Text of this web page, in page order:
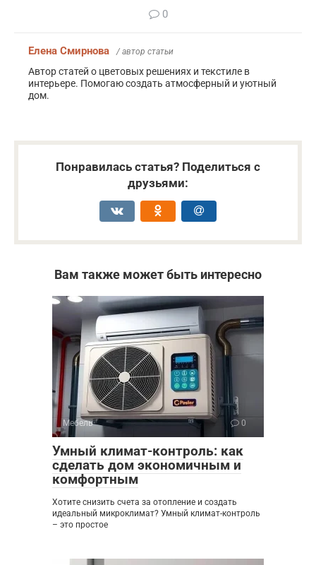
0
Елена Смирнова / автор статьи
Автор статей о цветовых решениях и текстиле в
интерьере. Помогаю создать атмосферный и уютный
дом.
Понравилась статья? Поделиться с
друзьями:
Вам также может быть интересно
Мебель 0
Умный климат-контроль: как
сделать дом экономичным и
комфортным
Хотите снизить счета за отопление и создать
идеальный микроклимат? Умный климат-контроль
– это простое